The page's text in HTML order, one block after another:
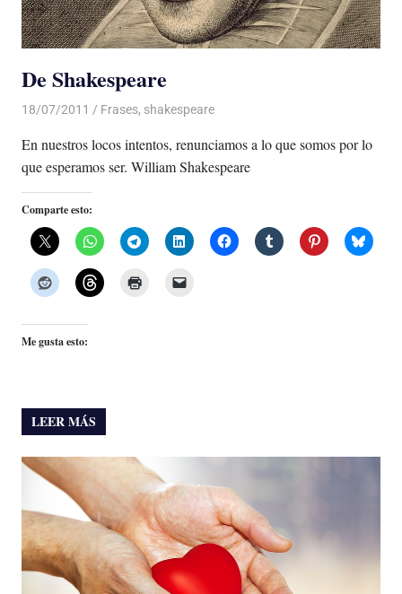
De Shakespeare
18/07/2011 Luis Castellanos
Frases, shakespeare
En nuestros locos intentos, renunciamos a lo que somos por lo
que esperamos ser. William Shakespeare
Comparte esto:
Me gusta esto:
LEER MÁS